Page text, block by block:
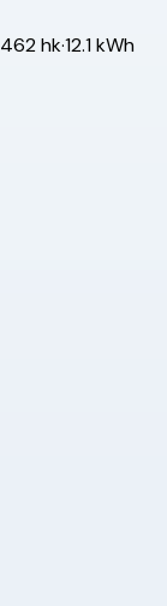
462 hk·12.1 kWh